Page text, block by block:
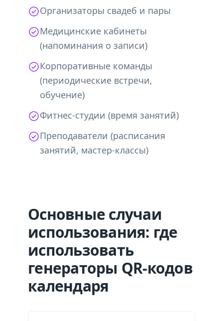
Организаторы свадеб и пары
Медицинские кабинеты
(напоминания о записи)
Корпоративные команды
(периодические встречи,
обучение)
Фитнес-студии (время занятий)
Преподаватели (расписания
занятий, мастер-классы)
Основные случаи
использования: где
использовать
генераторы QR-кодов
календаря